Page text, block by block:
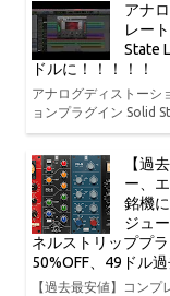
アナ
レー
State
ドルに！！！！！
アナログディストーシ
ョンプラグイン Solid
【過
ー、
銘機
ジュ
ネルストリッププ
50%OFF、49ドル
【過去最安値】コン